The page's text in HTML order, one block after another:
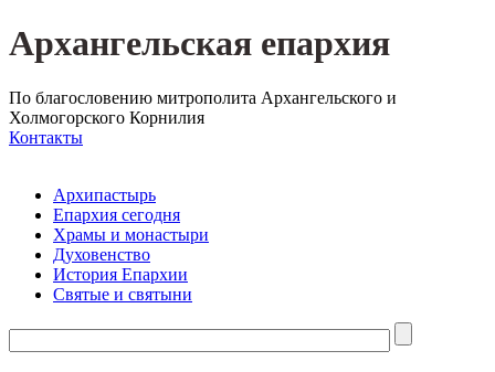
Архангельская епархия
По благословению митрополита Архангельского и
Холмогорского Корнилия
Контакты
Архипастырь
Епархия сегодня
Храмы и монастыри
Духовенство
История Епархии
Святые и святыни